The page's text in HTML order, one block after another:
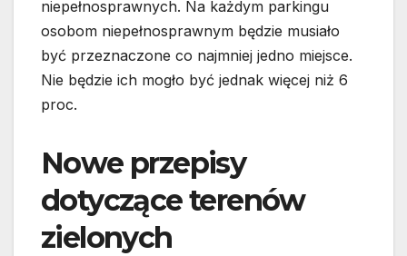
niepełnosprawnych. Na każdym parkingu
osobom niepełnosprawnym będzie musiało
być przeznaczone co najmniej jedno miejsce.
Nie będzie ich mogło być jednak więcej niż 6
proc.
Nowe przepisy
dotyczące terenów
zielonych